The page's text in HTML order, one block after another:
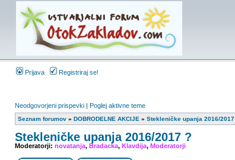
Prijava Registriraj se!
Neodgovorjeni prispevki | Poglej aktivne teme
Seznam forumov » DOBRODELNE AKCIJE » Stekleničke upanja 2016/2017
Stekleničke upanja 2016/2017 ?
Moderatorji: novatanja, Bradacka, Klavdija, Moderatorji